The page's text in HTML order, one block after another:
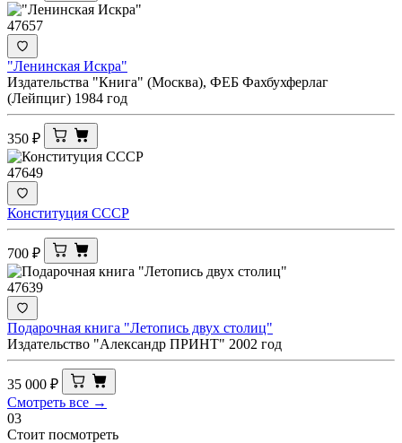
47657
"Ленинская Искра"
Издательства "Книга" (Москва), ФЕБ Фахбухферлаг
(Лейпциг) 1984 год
350 ₽
47649
Конституция СССР
700 ₽
47639
Подарочная книга "Летопись двух столиц"
Издательство "Александр ПРИНТ" 2002 год
35 000 ₽
Смотреть все →
03
Стоит посмотреть